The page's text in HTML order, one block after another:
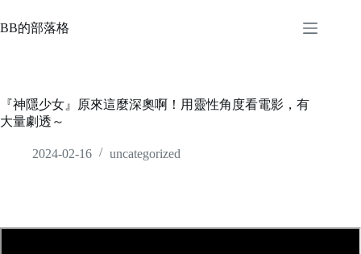
to
content
BB的部落格
『神隱少女』原來這麼深奧啊！用靈性角度看電影，有
大量劇透～
2024-02-16 uncategorized